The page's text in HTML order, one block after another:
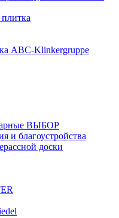
ABC-Klinkergruppe
ВЫБОР
и благоустройства
доски